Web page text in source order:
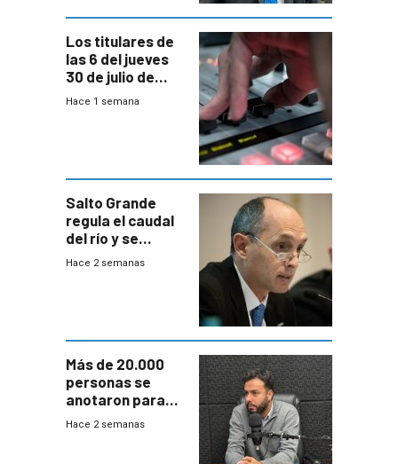
Los titulares de
las 6 del jueves
30 de julio de
2026
Hace 1 semana
Salto Grande
regula el caudal
del río y se
prepara para un
Hace 2 semanas
Más de 20.000
personas se
anotaron para
las pruebas
Hace 2 semanas